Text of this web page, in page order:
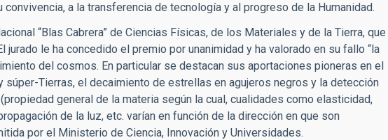
a la transferencia de tecnología y al progreso de la Humanidad.
“Blas Cabrera” de Ciencias Físicas, de los Materiales y de la Tierra, que
jurado le ha concedido el premio por unanimidad y ha valorado en su fallo “la
del cosmos. En particular se destacan sus aportaciones pioneras en el
Tierras, el decaimiento de estrellas en agujeros negros y la detección
general de la materia según la cual, cualidades como elasticidad,
de la luz, etc. varían en función de la dirección en que son
por el Ministerio de Ciencia, Innovación y Universidades.